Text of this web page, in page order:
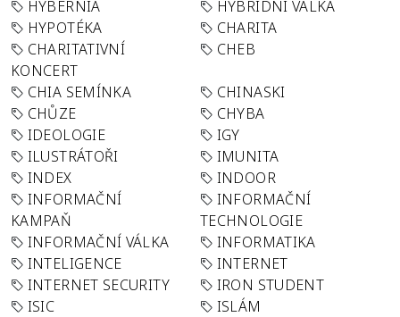
HYBERNIA
HYBRIDNÍ VÁLKA
HYPOTÉKA
CHARITA
CHARITATIVNÍ
KONCERT
CHEB
CHIA SEMÍNKA
CHINASKI
CHŮZE
CHYBA
IDEOLOGIE
IGY
ILUSTRÁTOŘI
IMUNITA
INDEX
INDOOR
INFORMAČNÍ
KAMPAŇ
INFORMAČNÍ
TECHNOLOGIE
INFORMAČNÍ VÁLKA
INFORMATIKA
INTELIGENCE
INTERNET
INTERNET SECURITY
IRON STUDENT
ISIC
ISLÁM